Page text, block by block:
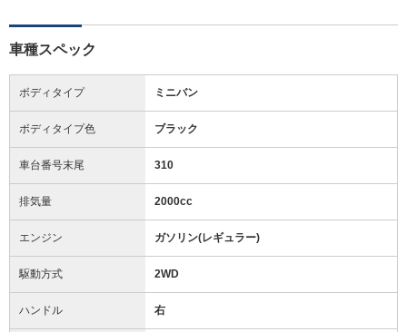
車種スペック
ボディタイプ ミニバン
ボディタイプ色 ブラック
車台番号末尾 310
排気量 2000cc
エンジン ガソリン(レギュラー)
駆動方式 2WD
ハンドル 右